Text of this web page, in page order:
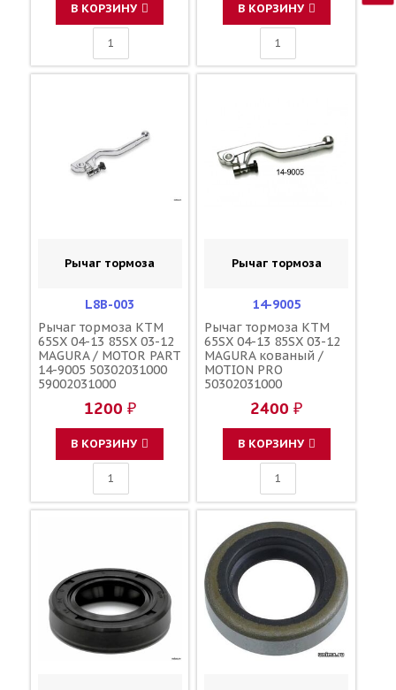
В КОРЗИНУ В КОРЗИНУ
Рычаг тормоза
L8B-003
Рычаг тормоза KTM
65SX 04-13 85SX 03-12
MAGURA / MOTOR PART
14-9005 50302031000
59002031000
1200 ₽
В КОРЗИНУ
Рычаг тормоза
14-9005
Рычаг тормоза KTM
65SX 04-13 85SX 03-12
MAGURA кованый /
MOTION PRO
50302031000
2400 ₽
В КОРЗИНУ